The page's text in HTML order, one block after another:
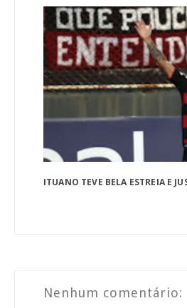
ITUANO TEVE BELA ESTREIA E
Nenhum comentário: